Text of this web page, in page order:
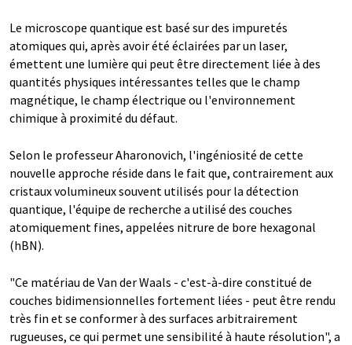
Le microscope quantique est basé sur des impuretés
atomiques qui, après avoir été éclairées par un laser,
émettent une lumière qui peut être directement liée à des
quantités physiques intéressantes telles que le champ
magnétique, le champ électrique ou l'environnement
chimique à proximité du défaut.
Selon le professeur Aharonovich, l'ingéniosité de cette
nouvelle approche réside dans le fait que, contrairement aux
cristaux volumineux souvent utilisés pour la détection
quantique, l'équipe de recherche a utilisé des couches
atomiquement fines, appelées nitrure de bore hexagonal
(hBN).
"Ce matériau de Van der Waals - c'est-à-dire constitué de
couches bidimensionnelles fortement liées - peut être rendu
très fin et se conformer à des surfaces arbitrairement
rugueuses, ce qui permet une sensibilité à haute résolution", a